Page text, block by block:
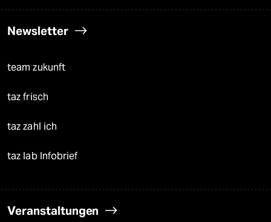
Newsletter
team zukunft
taz frisch
taz zahl ich
taz lab Infobrief
Veranstaltungen